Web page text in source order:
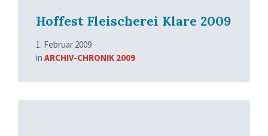
Hoffest Fleischerei Klare 2009
1. Februar 2009
in ARCHIV-CHRONIK 2009
Read